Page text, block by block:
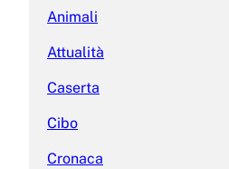
Animali
Attualità
Caserta
Cibo
Cronaca